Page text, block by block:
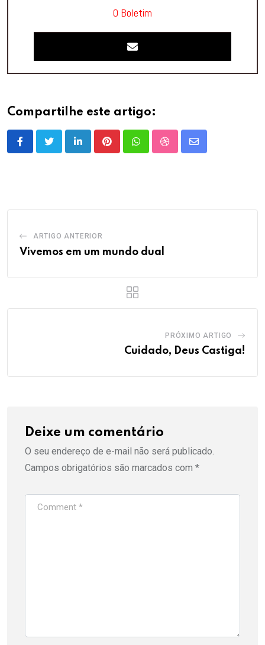
O Boletim
Compartilhe este artigo:
LinkedInPinterestWhatsappStumbleUpon
Share
ARTIGO ANTERIOR
Vivemos em um mundo dual
PRÓXIMO ARTIGO
Cuidado, Deus Castiga!
Deixe um comentário
O seu endereço de e-mail não será publicado.
Campos obrigatórios são marcados com *